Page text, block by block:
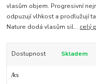
vlasům objem. Progresivní
odpuzují vlhkost a prodlužují
Nature dodá vlasům sil... celý
Dostupnost Skladem
/ks